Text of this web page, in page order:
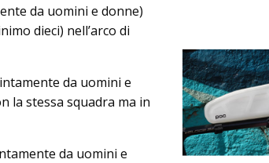
da uomini e donne)
dieci) nell’arco di
da uomini e
la stessa squadra ma in
da uomini e